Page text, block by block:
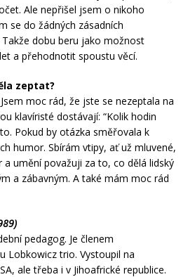
Ale nepřišel jsem o nikoho
se do žádných zásadních
dobu beru jako možnost
a přehodnotit spoustu věcí.
zeptat?
moc rád, že jste se nezeptala na
klavíristé dostávají: “Kolik hodin
Pokud by otázka směřovala k
humor. Sbírám vtipy, ať už mluvené,
a umění považuji za to, co dělá lidský
a zábavným. A také mám moc rád
pedagog. Je členem
Lobkowicz trio. Vystoupil na
ale třeba i v Jihoafrické republice.